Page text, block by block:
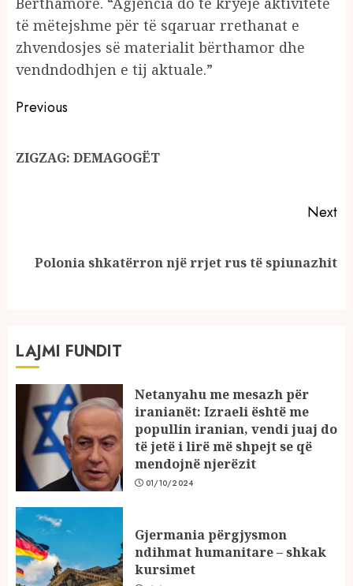
të mëtejshme për të sqaruar rrethanat e
zhvendosjes së materialit bërthamor dhe
vendndodhjen e tij aktuale.”
Continue
Previous
ZIGZAG: DEMAGOGËT
Next
Next
Polonia shkatërron një rrjet rus të spiunazhit
LAJMI FUNDIT
Netanyahu me mesazh për
iranianët: Izraeli është me
popullin iranian, vendi juaj do
të jetë i lirë më shpejt se që
mendojnë njerëzit
01/10/2024
Gjermania përgjysmon
ndihmat humanitare – shkak
kursimet